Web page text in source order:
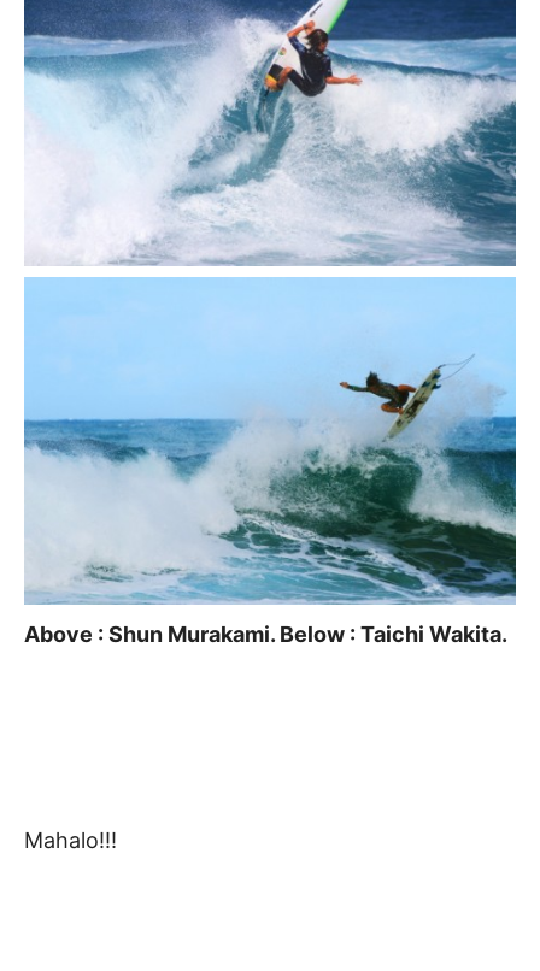
Above : Shun Murakami. Below : Taichi Wakita.
Mahalo!!!